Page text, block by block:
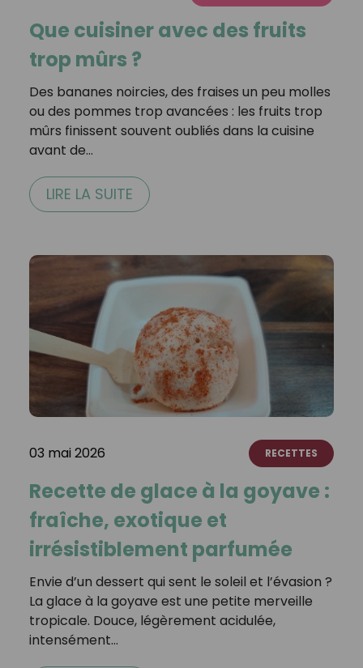
Que cuisiner avec des fruits
trop mûrs ?
Des bananes noircies, des fraises un peu molles
ou des pommes trop avancées : les fruits trop
mûrs finissent souvent oubliés dans la cuisine
avant de…
LIRE LA SUITE
03 mai 2026 RECETTES
Recette de glace à la goyave :
fraîche, exotique et
irrésistiblement parfumée
Envie d’un dessert qui sent le soleil et l’évasion ?
La glace à la goyave est une petite merveille
tropicale. Douce, légèrement acidulée,
intensément…